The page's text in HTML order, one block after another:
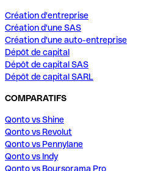
Création d'entreprise
Création d'une SAS
Création d'une auto-entreprise
Dépôt de capital
Dépôt de capital SAS
Dépôt de capital SARL
COMPARATIFS
Qonto vs Shine
Qonto vs Revolut
Qonto vs Pennylane
Qonto vs Indy
Qonto vs Boursorama Pro